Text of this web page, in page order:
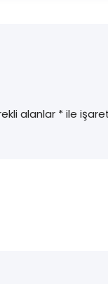
alanlar *ile